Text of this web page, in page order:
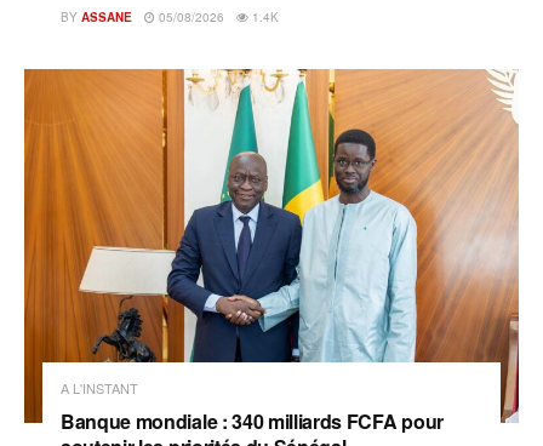
BY ASSANE 05/08/2026 1.4K
A L'INSTANT
Banque mondiale : 340 milliards FCFA pour